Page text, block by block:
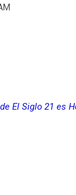
El Siglo 21 es